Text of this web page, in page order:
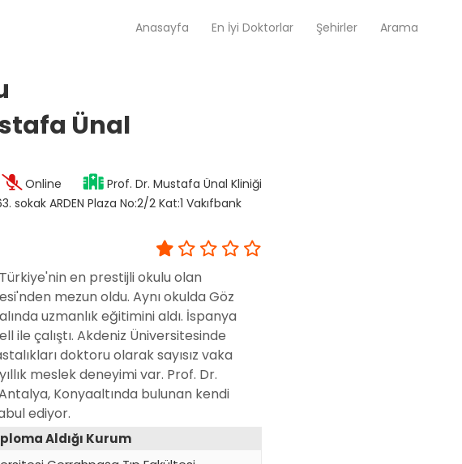
Anasayfa En İyi Doktorlar Şehirler Arama
Doç. Dr. Songül Alemdaroğlu
Adana / Seyhan
Tüm Doktorlar
Tüm doktorları göster
Ünal
Online
Prof. Dr. Mustafa Ünal Kliniği
sokak ARDEN Plaza No:2/2 Kat:1 Vakıfbank
en prestijli okulu olan
mezun oldu. Aynı okulda Göz
uzmanlık eğitimini aldı. İspanya
ile çalıştı. Akdeniz Üniversitesinde
doktoru olarak sayısız vaka
meslek deneyimi var. Prof. Dr.
Konyaaltında bulunan kendi
ediyor.
Aldığı Kurum